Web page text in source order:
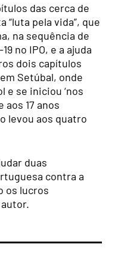
das cerca de
“luta pela vida”, que
na sequência de
no IPO, e a ajuda
dois capítulos
Setúbal, onde
e se iniciou ‘nos
aos 17 anos
levou aos quatro
duas
contra a
os lucros